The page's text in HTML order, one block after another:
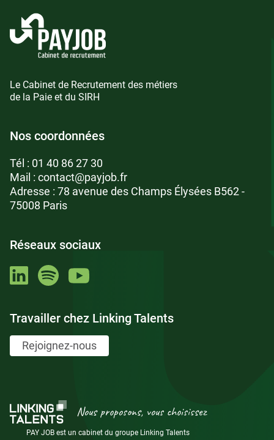
Le Cabinet de Recrutement des métiers
de la Paie et du SIRH
Nos coordonnées
Tél : 01 40 86 27 30
Mail : contact@payjob.fr
Adresse : 78 avenue des Champs Élysées B562 -
75008 Paris
Réseaux sociaux
Travailler chez Linking Talents
Rejoignez-nous
Nous proposons, vous choisissez
PAY JOB est un cabinet du groupe Linking Talents